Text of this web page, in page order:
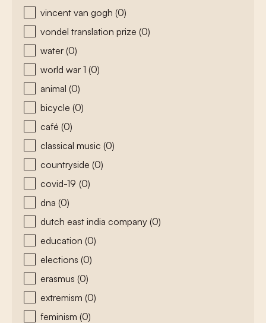
vincent van gogh (0)
vondel translation prize (0)
water (0)
world war 1 (0)
animal (0)
bicycle (0)
café (0)
classical music (0)
countryside (0)
covid-19 (0)
dna (0)
dutch east india company (0)
education (0)
elections (0)
erasmus (0)
extremism (0)
feminism (0)